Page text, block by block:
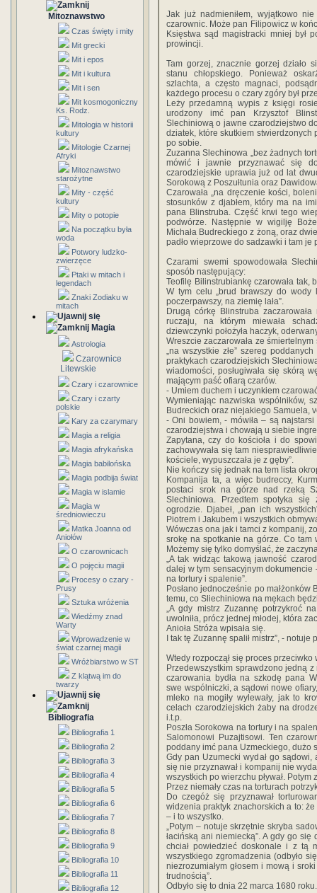
Mitoznawstwo
Czas święty i mity
Mit grecki
Mit i epos
Mit i kultura
Mit i sen
Mit kosmogoniczny
Ks. Rodz.
Mitologia w historii
kultury
Mitologie Czarnej
Afryki
Mitoznawstwo
starożytne
Mity - część
kultury
Mity o potopie
Na początku była
woda
Potwory ludzko-
zwierzęce
Ptaki w mitach i
legendach
Znaki Zodiaku w
mitach
Magia
Astrologia
Czarownice
Litewskie
Czary i czarownice
Czary i czarty
polskie
Kary za czarymary
Magia a religia
Magia afrykańska
Magia babilońska
Magia podbija świat
Magia w islamie
Magia w
średniowieczu
Matka Joanna od
Aniołów
O czarownicach
O pojęciu magii
Procesy o czary -
Prusy
Sztuka wróżenia
Wiedźmy znad
Warty
Wprowadzenie w
świat czarnej magii
Wróżbiarstwo w ST
Z klątwą im do
twarzy
Bibliografia
Bibliografia 1
Bibliografia 2
Bibliografia 3
Bibliografia 4
Bibliografia 5
Bibliografia 6
Bibliografia 7
Bibliografia 8
Bibliografia 9
Bibliografia 10
Bibliografia 11
Bibliografia 12
Jak już nadmieniłem, wyjątkowo
czarownic. Może pan Filipowicz w
Księstwa sąd magistracki mniej był
prowincji.
Tam gorzej, znacznie gorzej działo
stanu chłopskiego. Ponieważ
szlachta, a często magnaci,
każdego procesu o czary zgóry był
Leży przedamną wypis z księgi
urodzony imć pan Krzysztof
Slechiniową o jawne czarodziejstwo
dziatek, które skutkiem stwierdzonych
po sobie.
Zuzanna Slechinowa „bez żadnych
mówić i jawnie przyznawać się do
czarodziejskie uprawia już od lat
Sorokową z Poszułtunia oraz
Czarowała „na dręczenie kości,
stosunków z djabłem, który ma na
pana Blinstruba. Część krwi tego
podwórze. Następnie w wigilję
Michała Budreckiego z żoną, oraz
padło wieprzowe do sadzawki i tam je
Czarami swemi spowodowała
sposób następujący:
Teofilę Bilinstrubiankę czarowała tak,
W tym celu „brud brawszy do wody
poczerpawszy, na ziemię lała”.
Drugą córkę Blinstruba
ruczaju, na którym miewała
dziewczynki położyła haczyk,
Wreszcie zaczarowała ze
„na wszystkie złe” szereg
praktykach czarodziejskich
wiadomości, posługiwała się skórą
mającym paść ofiarą czarów.
- Umiem duchem i uczynkiem
Wymieniając nazwiska wspólników,
Budreckich oraz niejakiego Samuela,
- Oni bowiem, - mówiła – są
czarodziejstwa i chowają u siebie
Zapytana, czy do kościoła i do
zachowywała się tam
kościele, wypuszczała je z gęby”.
Nie kończy się jednak na tem lista
Kompanija ta, a więc budreccy,
postaci srok na górze nad rzeką
Slechiniowa. Przedtem spotyka
ogrodzie. Djabeł, „pan ich
Piotrem i Jakubem i wszystkich
Wówczas ona jak i tamci z kompanij,
srokę na spotkanie na górze. Co tam
Możemy się tylko domyślać, że
„A tak widząc takową jawność
dalej w tym sensacyjnym
na tortury i spalenie”.
Posłano jednocześnie po
temu, co Sliechiniowa na mękach
„A gdy mistrz Zuzannę potrzykroć
uwolniła, prócz jednej młodej, która
Anioła Stróża wpisała się.
I tak tę Zuzannę spalił mistrz”, -
Wtedy rozpoczął się proces
Przedewszystkim sprawdzono jedną
czarowania bydła na szkodę pana
swe wspólniczki, a sądowi nowe
mleko na mogiły wylewały, jak to
celach czarodziejskich żaby na
i.t.p.
Poszła Sorokowa na tortury i na
Salomonowi Puzajtisowi. Ten
poddany imć pana Uzmeckiego, dużo
Gdy pan Uzumecki wydał go
się nie przyznawał i kompanij nie
wszystkich po wierzchu pływał.
Przez niemały czas na torturach
Do czegóż się przyznawał
widzenia praktyk znachorskich a to:
– i to wszystko.
„Potym – notuje skrzętnie skryba
łacińską ani niemiecką”. A gdy go się
chciał powiedzieć doskonale i z tą
wszystkiego zgromadzenia (odbyło
niezrozumiałym głosem i mową i
trudnością”.
Odbyło się to dnia 22 marca 1680 roku.